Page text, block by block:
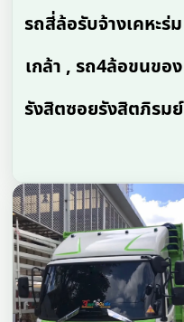
รถสี่ล้อรับจ้างเคหะร่ม
เกล้า , รถ4ล้อขนของ
รังสิตซอยรังสิตภิรมย์